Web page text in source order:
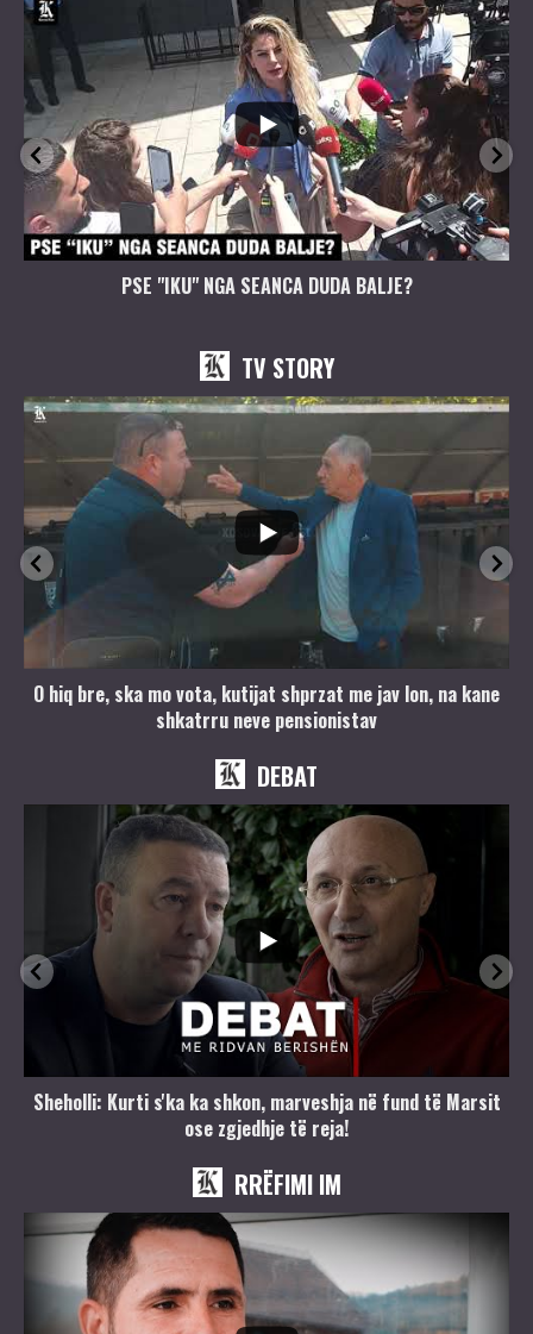
PSE "IKU" NGA SEANCA DUDA BALJE?
TV STORY
O hiq bre, ska mo vota, kutijat shprzat me jav lon, na kane
shkatrru neve pensionistav
DEBAT
Sheholli: Kurti s'ka ka shkon, marveshja në fund të Marsit
ose zgjedhje të reja!
RRËFIMI IM